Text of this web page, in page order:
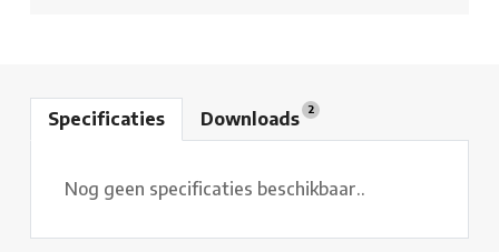
Specificaties Downloads 2
Nog geen specificaties beschikbaar..